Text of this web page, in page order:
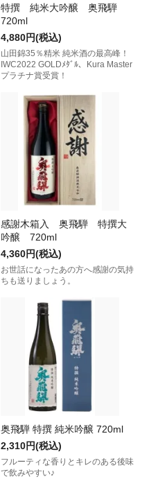
特撰 純米大吟醸 奥飛騨
720ml
4,880円(税込)
山田錦35％精米 純米酒の最高峰！
IWC2022 GOLDﾒﾀﾞﾙ、Kura Master
プラチナ賞受賞！
感謝木箱入 奥飛騨 特撰大
吟醸 720ml
4,360円(税込)
お世話になったあの方へ感謝の気持
ちも送りましょう。
奥飛騨 特撰 純米吟醸 720ml
2,310円(税込)
フルーティな香りとキレのある後味
で飲みやすい♪